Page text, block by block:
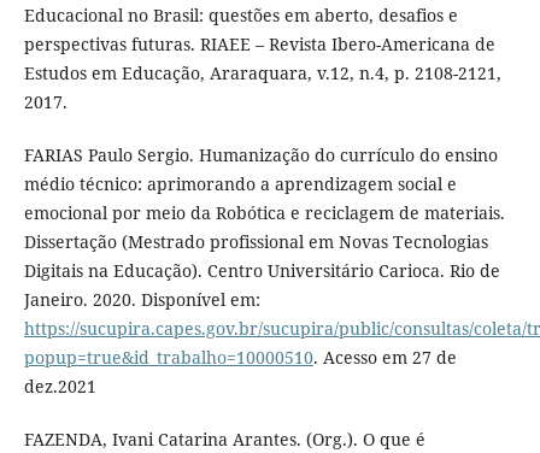
Educacional no Brasil: questões em aberto, desafios e
perspectivas futuras. RIAEE – Revista Ibero-Americana de
Estudos em Educação, Araraquara, v.12, n.4, p. 2108-2121,
2017.
FARIAS Paulo Sergio. Humanização do currículo do ensino
médio técnico: aprimorando a aprendizagem social e
emocional por meio da Robótica e reciclagem de materiais.
Dissertação (Mestrado profissional em Novas Tecnologias
Digitais na Educação). Centro Universitário Carioca. Rio de
Janeiro. 2020. Disponível em:
https://sucupira.capes.gov.br/sucupira/public/consultas/coleta/
popup=true&id_trabalho=10000510. Acesso em 27 de
dez.2021
FAZENDA, Ivani Catarina Arantes. (Org.). O que é